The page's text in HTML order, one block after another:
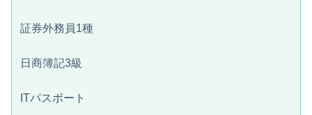
証券外務員1種
日商簿記3級
ITパスポート